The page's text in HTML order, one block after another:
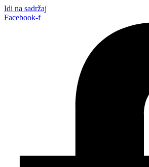
Idi na sadržaj
Facebook-f